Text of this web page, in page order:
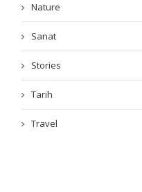
Nature
Sanat
Stories
Tarih
Travel